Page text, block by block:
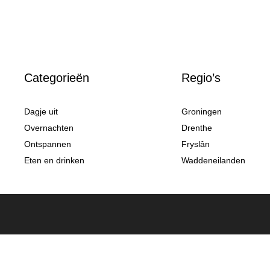
Categorieën
Dagje uit
Overnachten
Ontspannen
Eten en drinken
Regio’s
Groningen
Drenthe
Fryslân
Waddeneilanden